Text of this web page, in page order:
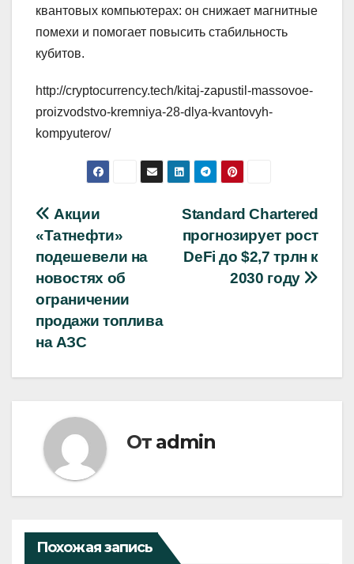
квантовых компьютерах: он снижает магнитные
помехи и помогает повысить стабильность
кубитов.
http://cryptocurrency.tech/kitaj-zapustil-massovoe-
proizvodstvo-kremniya-28-dlya-kvantovyh-
kompyuterov/
Навигация
по
записям
Standard Chartered
прогнозирует рост
DeFi до $2,7 трлн к
2030 году
Акции
«Татнефти»
подешевели на
новостях об
ограничении
продажи топлива
на АЗС
От admin
Похожая запись